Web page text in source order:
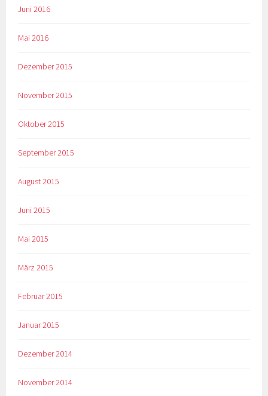
Juni 2016
Mai 2016
Dezember 2015
November 2015
Oktober 2015
September 2015
August 2015
Juni 2015
Mai 2015
März 2015
Februar 2015
Januar 2015
Dezember 2014
November 2014